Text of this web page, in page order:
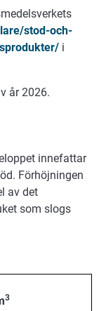
stod-och-
i
år 2026.
innefattar
Förhöjningen
av det
som slogs
3